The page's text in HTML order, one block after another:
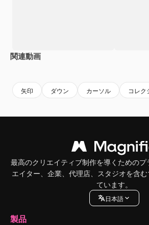
関連動画
矢印 ダウン カーソル コレク
最高のクリエイティブ制作を導くためのプ
エイター、企業、代理店、スタジオを含
ています。
日本語
製品